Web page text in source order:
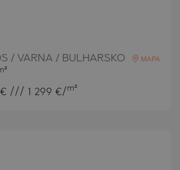
/ VARNA / BULHARSKO MAPA
€ /// 1 299 €/ m²